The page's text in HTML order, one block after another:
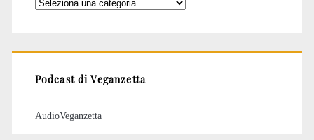
Podcast di Veganzetta
AudioVeganzetta